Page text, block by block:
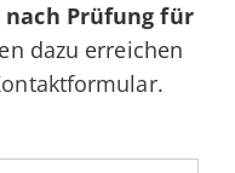
Prüfung für
dazu erreichen
.